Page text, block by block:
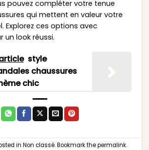
pouvez compléter votre tenue
qui mettent en valeur votre
Explorez ces options avec
un look réussi.
style
chaussures
chic
in Non classé. Bookmark thepermalink.